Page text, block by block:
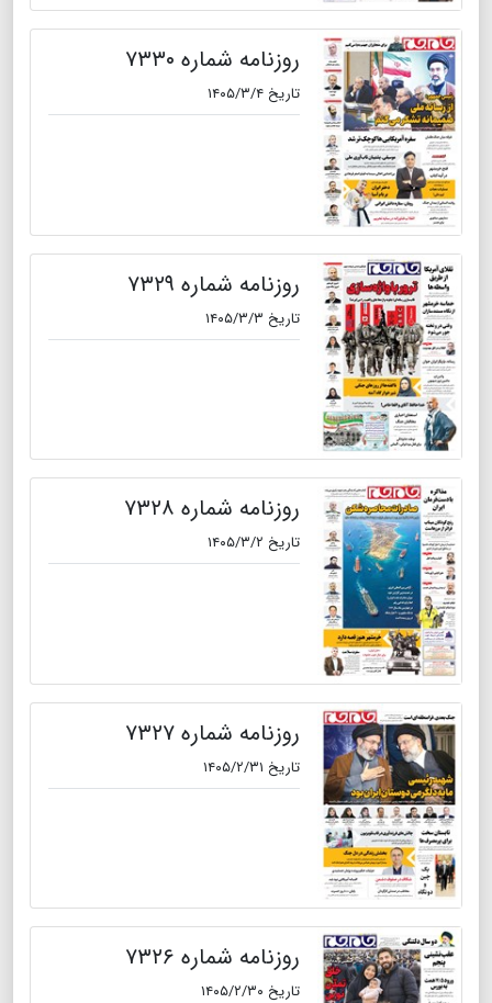
روزنامه شماره ۷۳۳۰
تاریخ ۱۴۰۵/۳/۴
روزنامه شماره ۷۳۲۹
تاریخ ۱۴۰۵/۳/۳
روزنامه شماره ۷۳۲۸
تاریخ ۱۴۰۵/۳/۲
روزنامه شماره ۷۳۲۷
تاریخ ۱۴۰۵/۲/۳۱
روزنامه شماره ۷۳۲۶
تاریخ ۱۴۰۵/۲/۳۰